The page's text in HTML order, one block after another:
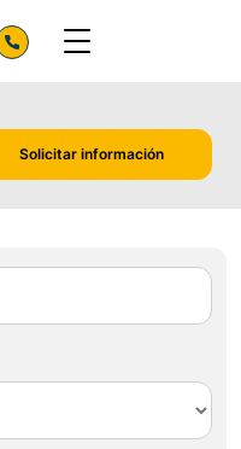
Solicitar información